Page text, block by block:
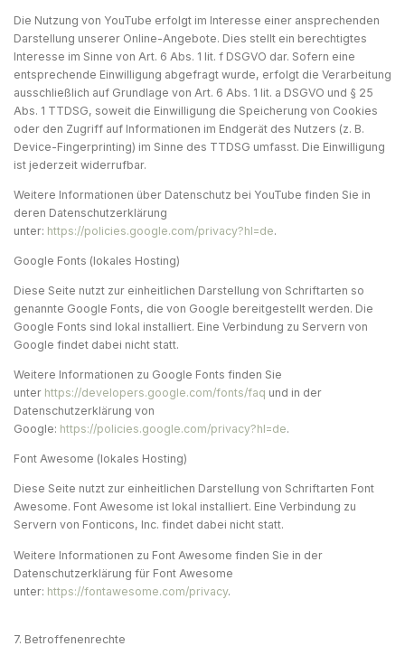
Die Nutzung von YouTube erfolgt im Interesse einer ansprechenden
Darstellung unserer Online-Angebote. Dies stellt ein berechtigtes
Interesse im Sinne von Art. 6 Abs. 1 lit. f DSGVO dar. Sofern eine
entsprechende Einwilligung abgefragt wurde, erfolgt die Verarbeitung
ausschließlich auf Grundlage von Art. 6 Abs. 1 lit. a DSGVO und § 25
Abs. 1 TTDSG, soweit die Einwilligung die Speicherung von Cookies
oder den Zugriff auf Informationen im Endgerät des Nutzers (z. B.
Device-Fingerprinting) im Sinne des TTDSG umfasst. Die Einwilligung
ist jederzeit widerrufbar.
Weitere Informationen über Datenschutz bei YouTube finden Sie in
deren Datenschutzerklärung
unter: https://policies.google.com/privacy?hl=de.
Google Fonts (lokales Hosting)
Diese Seite nutzt zur einheitlichen Darstellung von Schriftarten so
genannte Google Fonts, die von Google bereitgestellt werden. Die
Google Fonts sind lokal installiert. Eine Verbindung zu Servern von
Google findet dabei nicht statt.
Weitere Informationen zu Google Fonts finden Sie
unter https://developers.google.com/fonts/faq und in der
Datenschutzerklärung von
Google: https://policies.google.com/privacy?hl=de.
Font Awesome (lokales Hosting)
Diese Seite nutzt zur einheitlichen Darstellung von Schriftarten Font
Awesome. Font Awesome ist lokal installiert. Eine Verbindung zu
Servern von Fonticons, Inc. findet dabei nicht statt.
Weitere Informationen zu Font Awesome finden Sie in der
Datenschutzerklärung für Font Awesome
unter: https://fontawesome.com/privacy.
7. Betroffenenrechte